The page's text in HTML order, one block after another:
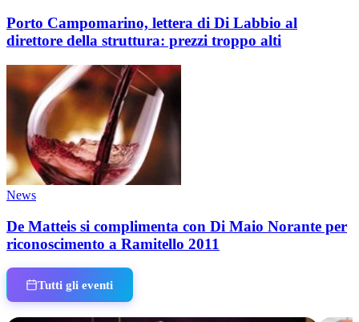
Porto Campomarino, lettera di Di Labbio al
direttore della struttura: prezzi troppo alti
News
De Matteis si complimenta con Di Maio Norante per
riconoscimento a Ramitello 2011
Tutti gli eventi